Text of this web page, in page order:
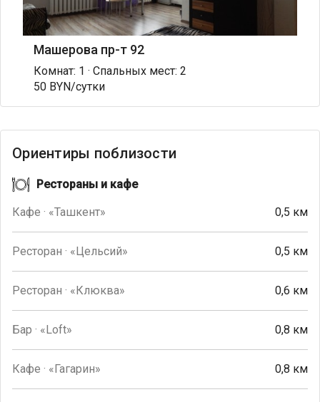
Машерова пр-т 92
Комнат: 1 · Спальных мест: 2
50 BYN/сутки
Ориентиры поблизости
Рестораны и кафе
Кафе · «Ташкент» 0,5 км
Ресторан · «Цельсий» 0,5 км
Ресторан · «Клюква» 0,6 км
Бар · «Loft» 0,8 км
Кафе · «Гагарин» 0,8 км